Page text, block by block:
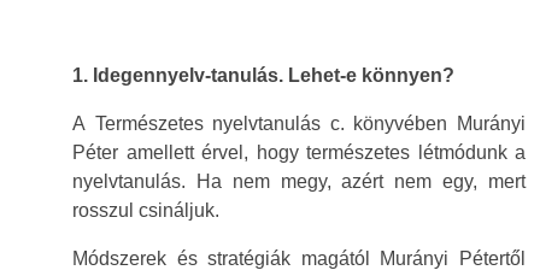
1. Idegennyelv-tanulás. Lehet-e könnyen?
A Természetes nyelvtanulás c. könyvében Murányi
Péter amellett érvel, hogy természetes létmódunk a
nyelvtanulás. Ha nem megy, azért nem egy, mert
rosszul csináljuk.
Módszerek és stratégiák magától Murányi Pétertől